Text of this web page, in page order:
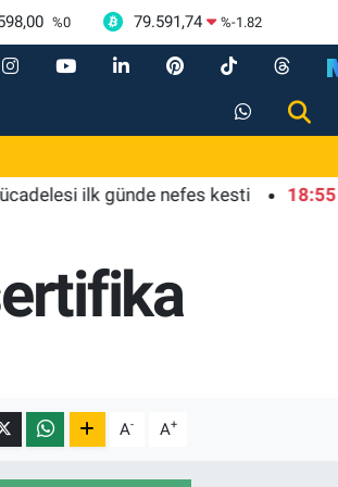
%0 79.591,74 %-1.82
ilk günde nefes kesti 18:55
A- A+